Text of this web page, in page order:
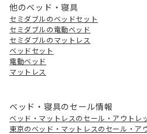
他のベッド・寝具
セミダブルのベッドセット
セミダブルの電動ベッド
セミダブルのマットレス
ベッドセット
電動ベッド
マットレス
ベッド・寝具のセール情報
ベッド・マットレスのセール・アウトレ
東京のベッド・マットレスのセール・ア